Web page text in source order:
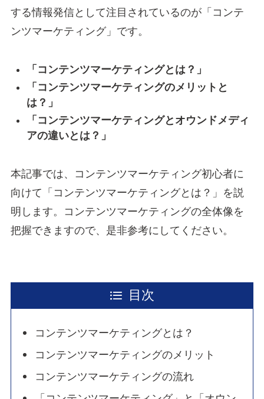
する情報発信として注目されているのが「コンテ
ンツマーケティング」です。
「コンテンツマーケティングとは？」
「コンテンツマーケティングのメリットと
は？」
「コンテンツマーケティングとオウンドメディ
アの違いとは？」
本記事では、コンテンツマーケティング初心者に
向けて「コンテンツマーケティングとは？」を説
明します。コンテンツマーケティングの全体像を
把握できますので、是非参考にしてください。
目次
コンテンツマーケティングとは？
コンテンツマーケティングのメリット
コンテンツマーケティングの流れ